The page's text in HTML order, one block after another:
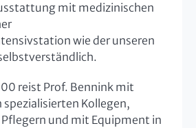
mit medizinischen
wie der unseren
reist Prof. Bennink mit
spezialisierten Kollegen,
und mit Equipment in